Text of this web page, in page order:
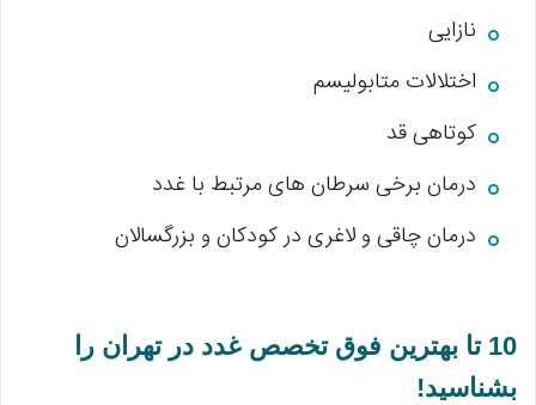
نازایی
اختلالات متابولیسم
کوتاهی قد
درمان برخی سرطان های مرتبط با غدد
درمان چاقی و لاغری در کودکان و بزرگسالان
10 تا بهترین فوق تخصص غدد در تهران را
بشناسید!